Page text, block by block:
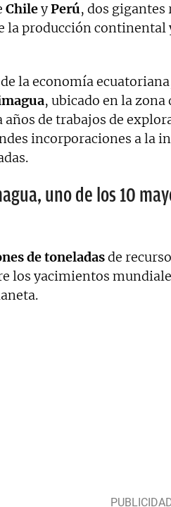
ChileyPerú, dos
la producción continental
la economía
, ubicado en la zona
años de trabajos de
incorporaciones a la
uno de los 10
de toneladasde
los yacimientos